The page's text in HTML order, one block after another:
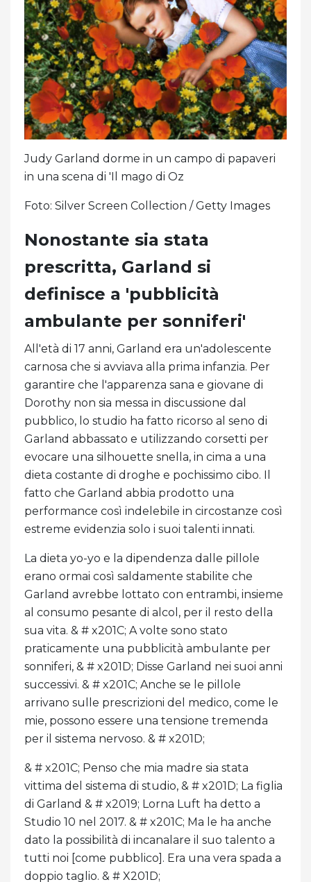
Judy Garland dorme in un campo di papaveri
in una scena di 'Il mago di Oz
Foto: Silver Screen Collection / Getty Images
Nonostante sia stata
prescritta, Garland si
definisce a 'pubblicità
ambulante per sonniferi'
All'età di 17 anni, Garland era un'adolescente
carnosa che si avviava alla prima infanzia. Per
garantire che l'apparenza sana e giovane di
Dorothy non sia messa in discussione dal
pubblico, lo studio ha fatto ricorso al seno di
Garland abbassato e utilizzando corsetti per
evocare una silhouette snella, in cima a una
dieta costante di droghe e pochissimo cibo. Il
fatto che Garland abbia prodotto una
performance così indelebile in circostanze così
estreme evidenzia solo i suoi talenti innati.
La dieta yo-yo e la dipendenza dalle pillole
erano ormai così saldamente stabilite che
Garland avrebbe lottato con entrambi, insieme
al consumo pesante di alcol, per il resto della
sua vita. & # x201C; A volte sono stato
praticamente una pubblicità ambulante per
sonniferi, & # x201D; Disse Garland nei suoi anni
successivi. & # x201C; Anche se le pillole
arrivano sulle prescrizioni del medico, come le
mie, possono essere una tensione tremenda
per il sistema nervoso. & # x201D;
& # x201C; Penso che mia madre sia stata
vittima del sistema di studio, & # x201D; La figlia
di Garland & # x2019; Lorna Luft ha detto a
Studio 10 nel 2017. & # x201C; Ma le ha anche
dato la possibilità di incanalare il suo talento a
tutti noi [come pubblico]. Era una vera spada a
doppio taglio. & # X201D;